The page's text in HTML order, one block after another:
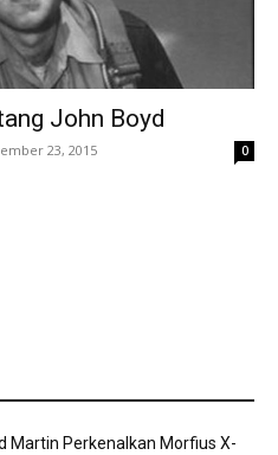
John Boyd
23, 2015 0
Martin Perkenalkan Morfius X-